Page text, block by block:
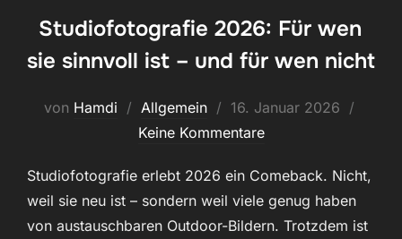
Studiofotografie 2026: Für wen
sie sinnvoll ist – und für wen nicht
von Hamdi Allgemein
Veröffentlicht
am
16. Januar 2026
Keine Kommentare
Studiofotografie erlebt 2026 ein Comeback. Nicht,
weil sie neu ist – sondern weil viele genug haben
von austauschbaren Outdoor-Bildern. Trotzdem ist